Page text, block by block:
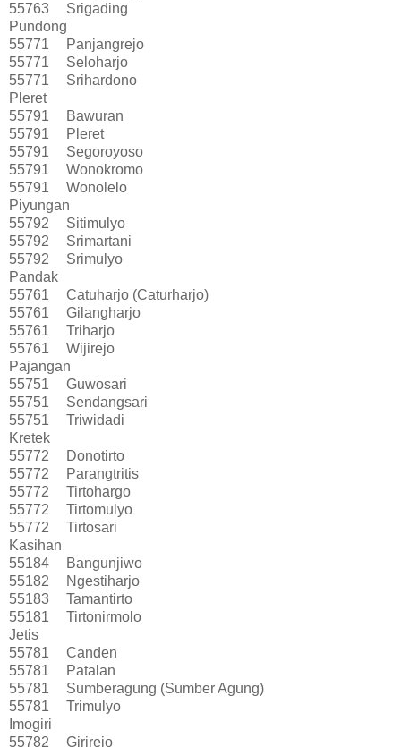
55763
Srigading
Pundong
55771
Panjangrejo
55771
Seloharjo
55771
Srihardono
Pleret
55791
Bawuran
55791
Pleret
55791
Segoroyoso
55791
Wonokromo
55791
Wonolelo
Piyungan
55792
Sitimulyo
55792
Srimartani
55792
Srimulyo
Pandak
55761
Catuharjo (Caturharjo)
55761
Gilangharjo
55761
Triharjo
55761
Wijirejo
Pajangan
55751
Guwosari
55751
Sendangsari
55751
Triwidadi
Kretek
55772
Donotirto
55772
Parangtritis
55772
Tirtohargo
55772
Tirtomulyo
55772
Tirtosari
Kasihan
55184
Bangunjiwo
55182
Ngestiharjo
55183
Tamantirto
55181
Tirtonirmolo
Jetis
55781
Canden
55781
Patalan
55781
Sumberagung (Sumber Agung)
55781
Trimulyo
Imogiri
55782
Girirejo